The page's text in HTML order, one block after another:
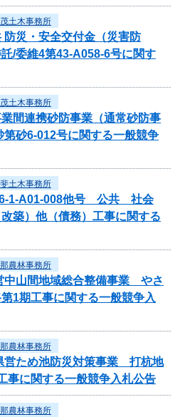
土木事務所
防災・安全交付金（災害防
/委維4第43-A058-6号に関す
土木事務所
間連携砂防事業（通常砂防事
砂6-012号に関する一般競争
土木事務所
1-A01-008他号 公共 社会
築）他（債務）工事に関する
農林事務所
中山間地域総合整備事業 やさ
1期工事に関する一般競争入
農林事務所
営ため池防災対策事業 打杭地
に関する一般競争入札公告
農林事務所